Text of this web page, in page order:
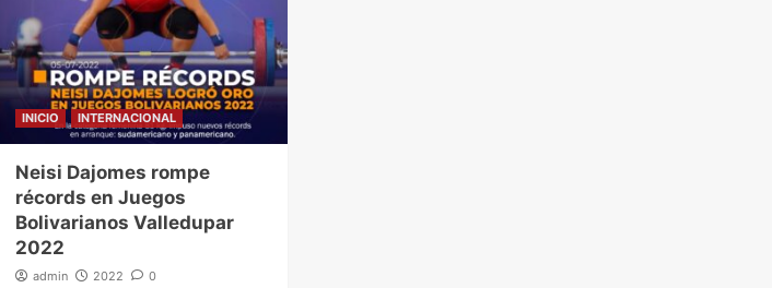
INICIO INTERNACIONAL
Neisi Dajomes rompe
récords en Juegos
Bolivarianos Valledupar
2022
admin 2022 0